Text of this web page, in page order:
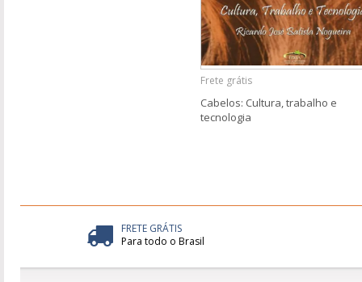
Frete grátis
Cabelos: Cultura, trabalho e
tecnologia
FRETE GRÁTIS
Para todo o Brasil